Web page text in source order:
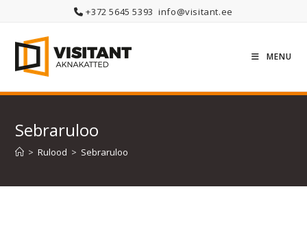
content
+372 5645 5393 info@visitant.ee
MENU
Sebraruloo
> Rulood > Sebraruloo